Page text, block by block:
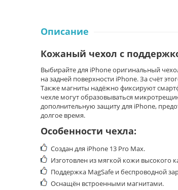
Описание
Кожаный чехол с
Выбирайте для iPhone оригинальный
на задней поверхности iPhone. За счёт
Также магниты надёжно фиксируют
чехле могут образовываться
дополнительную защиту для iPhone,
долгое время.
Особенности чехла:
Создан для iPhone 13 Pro Max.
Изготовлен из мягкой кожи высокого
Поддержка MagSafe и беспроводной
Оснащён встроенными магнитами.